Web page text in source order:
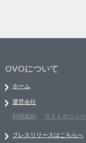
OVOについて
ホーム
運営会社
利用規約
サイトポリシー
プレスリリースはこちらへ